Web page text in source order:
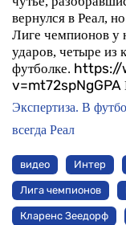
вернулся в Реал,
Лиге чемпионов у
ударов, четыре из
футболке. https://
v=mt72spNgGPA
Экспертиза. В
всегда Реал
видео Интер
Лига чемпионов
Кларенс Зеедорф